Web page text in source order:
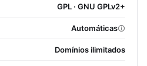
GPL · GNU GPLv2+
Automáticas
Domínios ilimitados